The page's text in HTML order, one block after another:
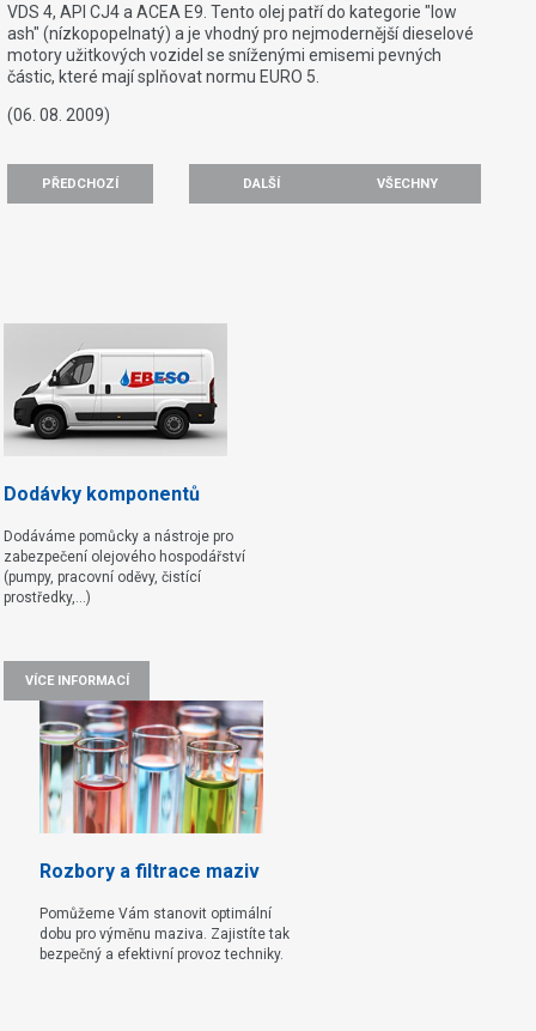
VDS 4, API CJ4 a ACEA E9. Tento olej patří do kategorie "low
ash" (nízkopopelnatý) a je vhodný pro nejmodernější dieselové
motory užitkových vozidel se sníženými emisemi pevných
částic, které mají splňovat normu EURO 5.
(06. 08. 2009)
PŘEDCHOZÍ VŠECHNY
DALŠÍ
Dodávky komponentů
Dodáváme pomůcky a nástroje pro
zabezpečení olejového hospodářství
(pumpy, pracovní oděvy, čistící
prostředky,...)
VÍCE INFORMACÍ
Rozbory a filtrace maziv
Pomůžeme Vám stanovit optimální
dobu pro výměnu maziva. Zajistíte tak
bezpečný a efektivní provoz techniky.